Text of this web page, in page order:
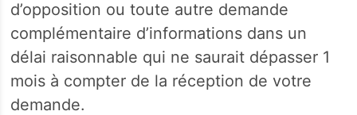
d’opposition ou toute autre demande
complémentaire d’informations dans un
délai raisonnable qui ne saurait dépasser 1
mois à compter de la réception de votre
demande.